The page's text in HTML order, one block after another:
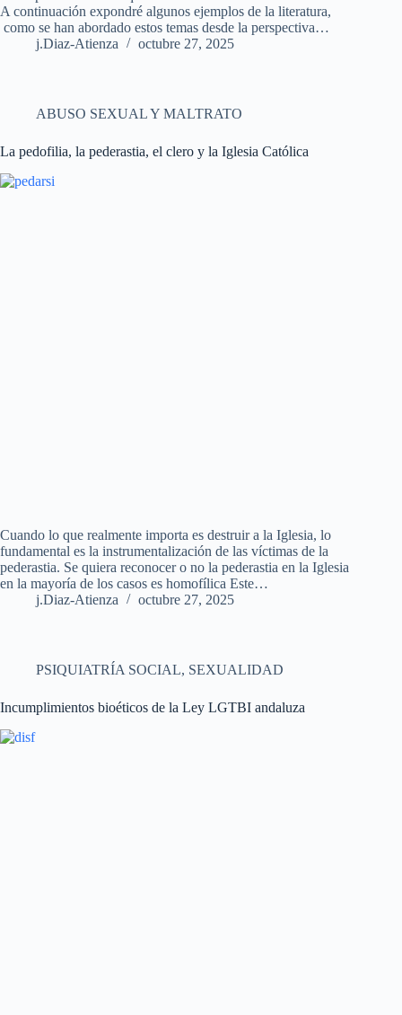
A continuación expondré algunos ejemplos de la literatura,
como se han abordado estos temas desde la perspectiva…
j.Diaz-Atienza
octubre 27, 2025
ABUSO SEXUAL Y MALTRATO
La pedofilia, la pederastia, el clero y la Iglesia Católica
Cuando lo que realmente importa es destruir a la Iglesia, lo
fundamental es la instrumentalización de las víctimas de la
pederastia. Se quiera reconocer o no la pederastia en la Iglesia
en la mayoría de los casos es homofílica Este…
j.Diaz-Atienza
octubre 27, 2025
PSIQUIATRÍA SOCIAL, SEXUALIDAD
Incumplimientos bioéticos de la Ley LGTBI andaluza